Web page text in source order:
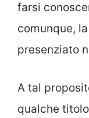
farsi
comunque,
presenziato
A tal
qualche